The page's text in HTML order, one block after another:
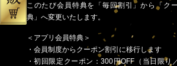
このたび会員特典を「毎回割引」から「ク
典」へ変更いたします。
＜アプリ会員特典＞
・会員制度からクーポン割引に移行します
・初回限定クーポン：300円OFF（当日限り